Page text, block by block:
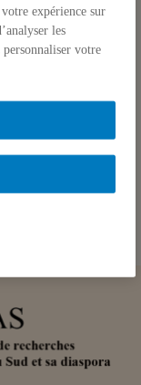
expérience sur
les
votre